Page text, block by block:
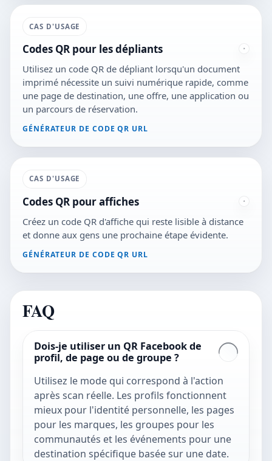
CAS D'USAGE
Codes QR pour les dépliants
Utilisez un code QR de dépliant lorsqu'un document
imprimé nécessite un suivi numérique rapide, comme
une page de destination, une offre, une application ou
un parcours de réservation.
GÉNÉRATEUR DE CODE QR URL
CAS D'USAGE
Codes QR pour affiches
Créez un code QR d'affiche qui reste lisible à distance
et donne aux gens une prochaine étape évidente.
GÉNÉRATEUR DE CODE QR URL
FAQ
Dois-je utiliser un QR Facebook de
profil, de page ou de groupe ?
Utilisez le mode qui correspond à l'action
après scan réelle. Les profils fonctionnent
mieux pour l'identité personnelle, les pages
pour les marques, les groupes pour les
communautés et les événements pour une
destination spécifique basée sur une date.